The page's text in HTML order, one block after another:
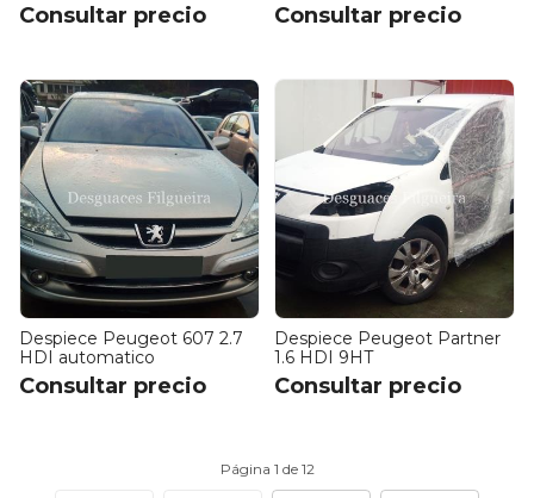
Consultar precio Consultar precio
Despiece Peugeot 607 2.7
HDI automatico
Consultar precio
Despiece Peugeot Partner
1.6 HDI 9HT
Consultar precio
Página 1 de 12